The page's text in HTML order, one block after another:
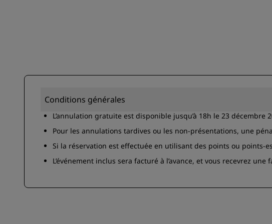
Conditions générales
L’annulation gratuite est disponible jusqu’à 18h le 23 décembre
Pour les annulations tardives ou les non-présentations, une
Si la réservation est effectuée en utilisant des points ou points-
L’événement inclus sera facturé à l’avance, et vous recevrez